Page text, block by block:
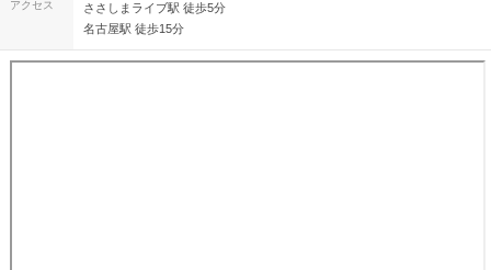
アクセス
ささしまライブ駅 徒歩5分
名古屋駅 徒歩15分